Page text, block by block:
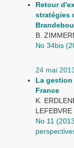
Retour
stratégies
B.
No 34bis
24 mai
La
France
K.
LEFEBVRE
No 11